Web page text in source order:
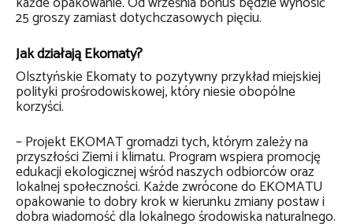
25 groszy zamiast dotychczasowych pięciu.
Jak działają Ekomaty?
Olsztyńskie Ekomaty to pozytywny przykład miejskiej
polityki prośrodowiskowej, który niesie obopólne
korzyści.
– Projekt EKOMAT gromadzi tych, którym zależy na
przyszłości Ziemi i klimatu. Program wspiera promocję
edukacji ekologicznej wśród naszych odbiorców oraz
lokalnej społeczności. Każde zwrócone do EKOMATU
opakowanie to dobry krok w kierunku zmiany postaw i
dobra wiadomość dla lokalnego środowiska naturalnego.